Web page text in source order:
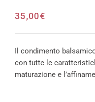
35,00€
Il condimento
con tutte le
maturazione e